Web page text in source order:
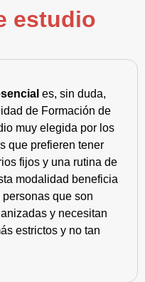
estudio
es, sin duda,
de Formación de
muy elegida por los
que prefieren tener
fijos y una rutina de
modalidad beneficia
que son
y necesitan
estrictos y no tan